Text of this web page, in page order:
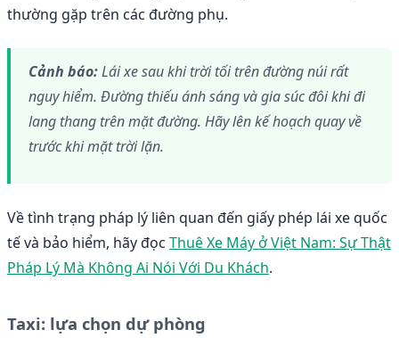
thường gặp trên các đường phụ.
Cảnh báo:Lái xe sau khi trời tối trên đường núi rất
nguy hiểm. Đường thiếu ánh sáng và gia súc đôi khi đi
lang thang trên mặt đường. Hãy lên kế hoạch quay về
trước khi mặt trời lặn.
Về tình trạng pháp lý liên quan đến giấy phép lái xe quốc
tế và bảo hiểm, hãy đọc Thuê Xe Máy ở Việt Nam: Sự Thật
Pháp Lý Mà Không Ai Nói Với Du Khách.
Taxi: lựa chọn dự phòng